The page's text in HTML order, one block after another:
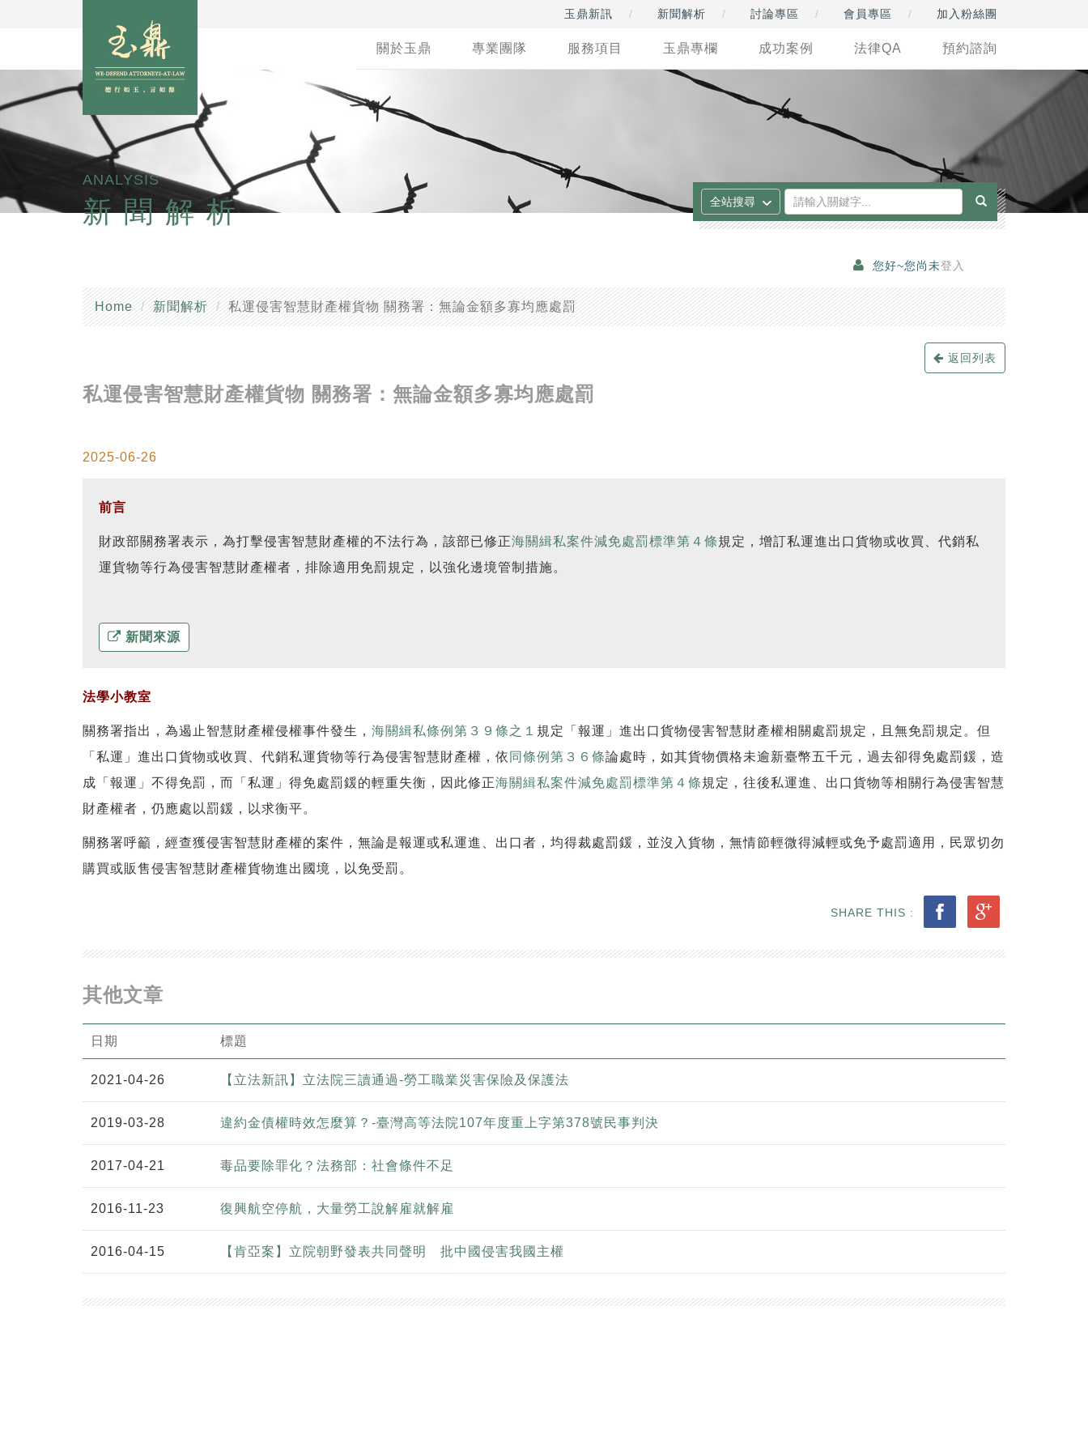
玉鼎新訊 新聞解析 討論專區 會員專區 加入粉絲團
關於玉鼎 專業團隊 服務項目 玉鼎專欄 成功案例 法律QA 預約諮詢
ANALYSIS
新聞解析
您好~您尚未登入
Home 新聞解析 私運侵害智慧財產權貨物 關務署：無論金額多寡均應處罰
返回列表
私運侵害智慧財產權貨物 關務署：無論金額多寡均應處罰
2025-06-26
前言
財政部關務署表示，為打擊侵害智慧財產權的不法行為，該部已修正海關緝私案件減免處罰標準第４條規定，增訂私運進出口貨物或收買、代銷私
運貨物等行為侵害智慧財產權者，排除適用免罰規定，以強化邊境管制措施。
新聞來源
法學小教室
關務署指出，為遏止智慧財產權侵權事件發生， 海關緝私條例第３９條之１ 規定「報運」進出口貨物侵害智慧財產權相關處罰規定，且無免罰規定。但
「私運」進出口貨物或收買、代銷私運貨物等行為侵害智慧財產權，依 同條例第３６條論處時，如其貨物價格未逾新臺幣五千元，過去卻得免處罰鍰，造
成「報運」不得免罰，而「私運」得免處罰鍰的輕重失衡，因此修正海關緝私案件減免處罰標準第４條規定，往後私運進、出口貨物等相關行為侵害智慧
財產權者，仍應處以罰鍰，以求衡平。
關務署呼籲，經查獲侵害智慧財產權的案件，無論是報運或私運進、出口者，均得裁處罰鍰，並沒入貨物，無情節輕微得減輕或免予處罰適用，民眾切勿
購買或販售侵害智慧財產權貨物進出國境，以免受罰。
SHARE THIS :
其他文章
日期 標題
2021-04-26 【立法新訊】立法院三讀通過-勞工職業災害保險及保護法
2019-03-28 違約金債權時效怎麼算？-臺灣高等法院107年度重上字第378號民事判決
2017-04-21 毒品要除罪化？法務部：社會條件不足
2016-11-23 復興航空停航，大量勞工說解雇就解雇
2016-04-15 【肯亞案】立院朝野發表共同聲明 批中國侵害我國主權